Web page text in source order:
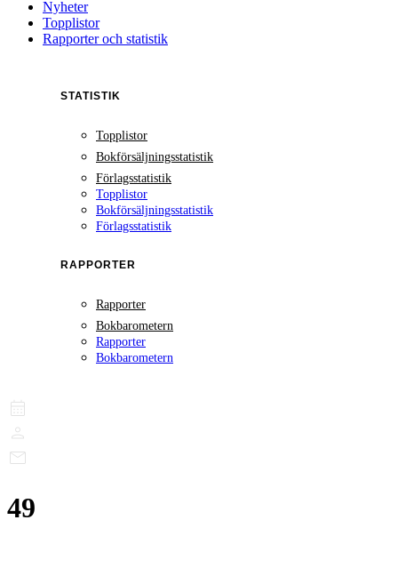
Nyheter
Topplistor
Rapporter och statistik
STATISTIK
Topplistor
Bokförsäljningsstatistik
Förlagsstatistik
Topplistor
Bokförsäljningsstatistik
Förlagsstatistik
RAPPORTER
Rapporter
Bokbarometern
Rapporter
Bokbarometern
49